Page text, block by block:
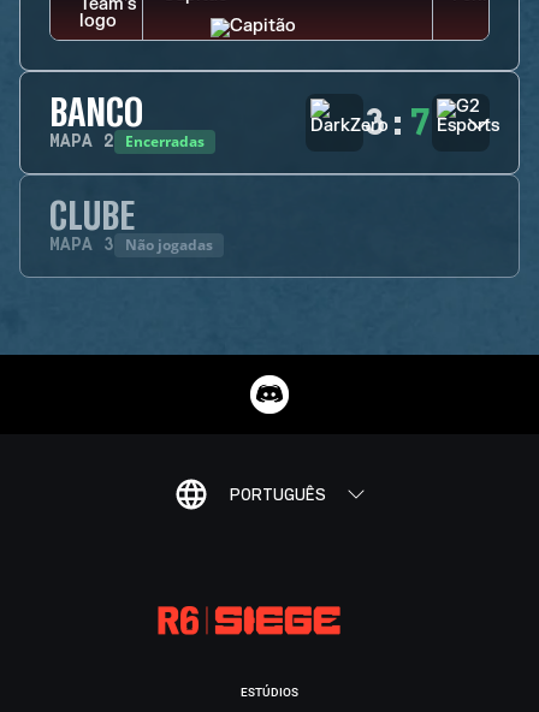
BANCO
MAPA 2 Encerradas 3: 7
CLUBE
MAPA 3 Não jogadas
PORTUGUÊS
ESTÚDIOS